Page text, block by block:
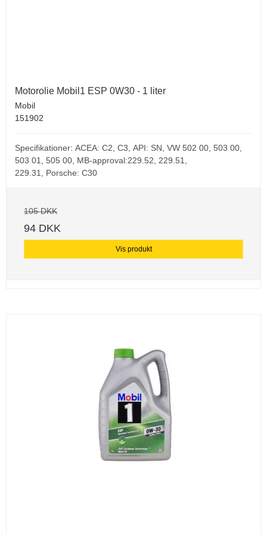
Motorolie Mobil1 ESP 0W30 - 1 liter
Mobil
151902
Specifikationer: ACEA: C2, C3, API: SN, VW 502 00, 503 00,
503 01, 505 00, MB-approval:229.52, 229.51,
229.31, Porsche: C30
105 DKK
94 DKK
Vis produkt